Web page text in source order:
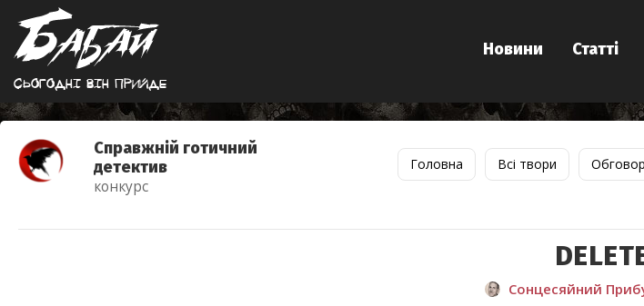
Сьогоднi вiн прийде
Новини Статті
Справжній готичний
детектив
конкурс
Головна Всі твори
Сонцесяйний